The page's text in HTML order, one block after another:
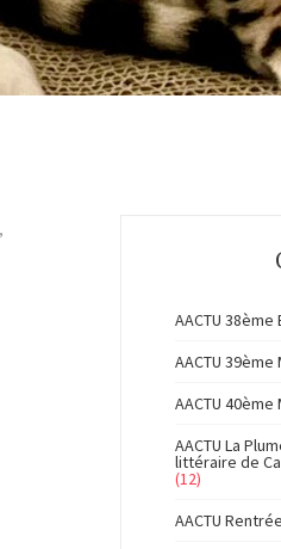
,
AACTU 38ème
AACTU
AACTU 40ème
AACTU La
littéraire de
(12)
AACTU